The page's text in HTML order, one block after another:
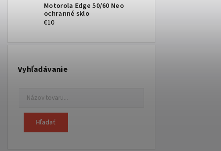
Motorola Edge 50/60 Neo
ochranné sklo
€10
Vyhľadávanie
Hľadať